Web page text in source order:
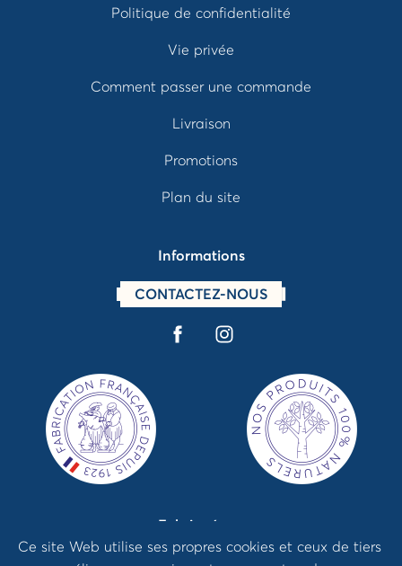
Politique de confidentialité
Vie privée
Comment passer une commande
Livraison
Promotions
Plan du site
Informations
CONTACTEZ-NOUS
Fabriqué par
Ce site Web utilise ses propres cookies et ceux de tiers